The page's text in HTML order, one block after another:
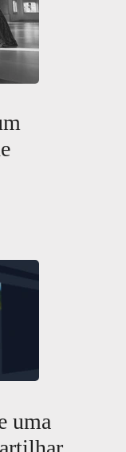
uma